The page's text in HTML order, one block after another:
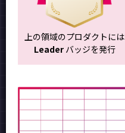
上の領域のプロダクトには
Leaderバッジを発行